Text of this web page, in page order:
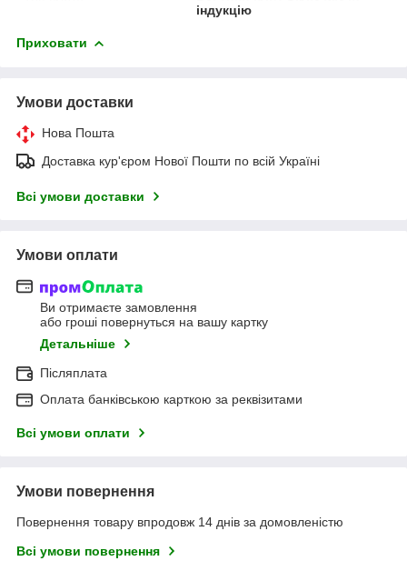
індукцію
Приховати
Умови доставки
Нова Пошта
Доставка кур'єром Нової Пошти по всій Україні
Всі умови доставки
Умови оплати
Ви отримаєте замовлення
або гроші повернуться на вашу картку
Детальніше
Післяплата
Оплата банківською карткою за реквізитами
Всі умови оплати
Умови повернення
Повернення товару впродовж 14 днів за домовленістю
Всі умови повернення